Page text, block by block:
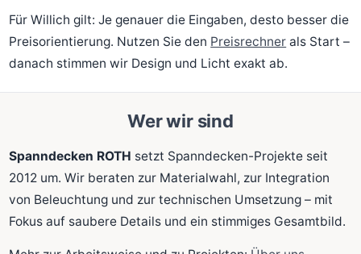
Für Willich gilt: Je genauer die Eingaben, desto besser die
Preisorientierung. Nutzen Sie den Preisrechner als Start –
danach stimmen wir Design und Licht exakt ab.
Wer wir sind
Spanndecken ROTH setzt Spanndecken-Projekte seit
2012 um. Wir beraten zur Materialwahl, zur Integration
von Beleuchtung und zur technischen Umsetzung – mit
Fokus auf saubere Details und ein stimmiges Gesamtbild.